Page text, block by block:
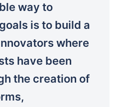
way to
is to build a
where
have been
the creation of